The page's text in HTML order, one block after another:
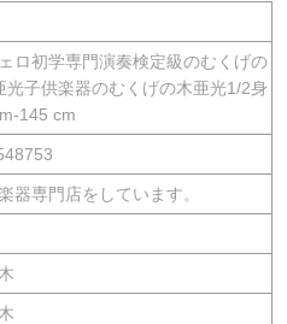
ロ初学専門演奏検定級のむくげの
光子供楽器のむくげの木亜光1/2身
145 cm
器専門店をしています。